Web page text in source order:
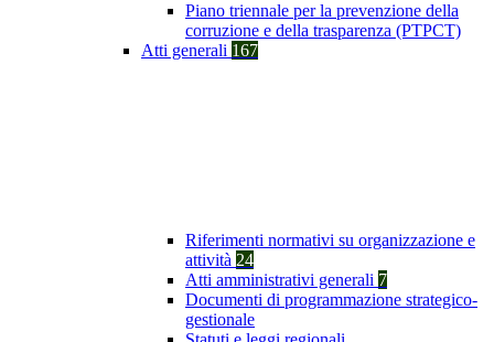
Piano triennale per la prevenzione della
corruzione e della trasparenza (PTPCT)
Atti generali 167
Riferimenti normativi su organizzazione e
attività 24
Atti amministrativi generali 7
Documenti di programmazione strategico-
gestionale